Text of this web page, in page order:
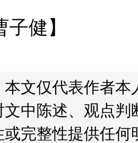
子健】
本文仅代表作者本
文中陈述、观点
或完整性提供任